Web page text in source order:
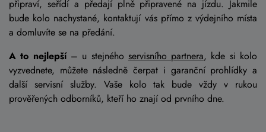
připraví, seřídí a předají plně připravené na jízdu. Jakmile
bude kolo nachystané, kontaktují vás přímo z výdejního místa
a domluvíte se na předání.
A to nejlepší– u stejného servisního partnera, kde si kolo
vyzvednete, můžete následně čerpat i garanční prohlídky a
další servisní služby. Vaše kolo tak bude vždy v rukou
prověřených odborníků, kteří ho znají od prvního dne.